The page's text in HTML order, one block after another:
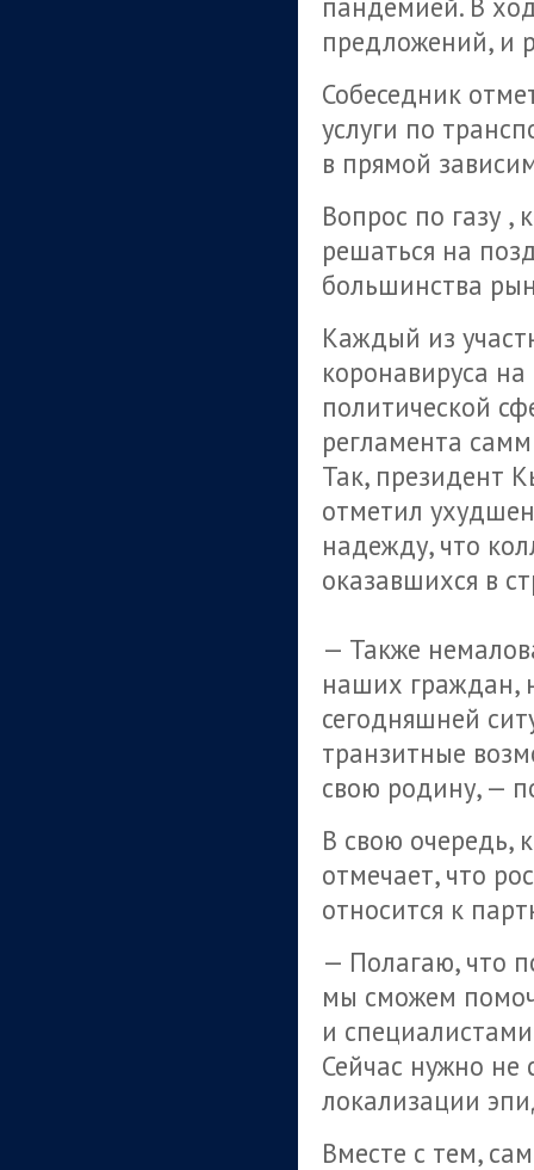
предложений, и
Собеседник
услуги по
в прямой
Вопрос по газу ,
решаться на
большинства
Каждый из
коронавируса
политической
регламента
Так, президент
отметил
надежду, что
оказавшихся в
— Также
наших граждан,
сегодняшней
транзитные
свою родину, —
В свою очередь,
отмечает, что
относится к
— Полагаю, что
мы сможем
и
Сейчас нужно
локализации
Вместе с тем,